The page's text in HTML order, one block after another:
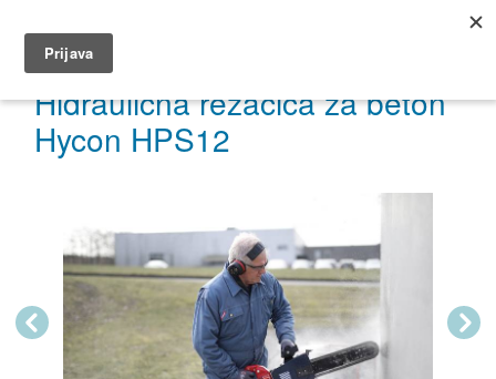
Hidraulična rezačica za beton
Hycon HPS12
Previous Next